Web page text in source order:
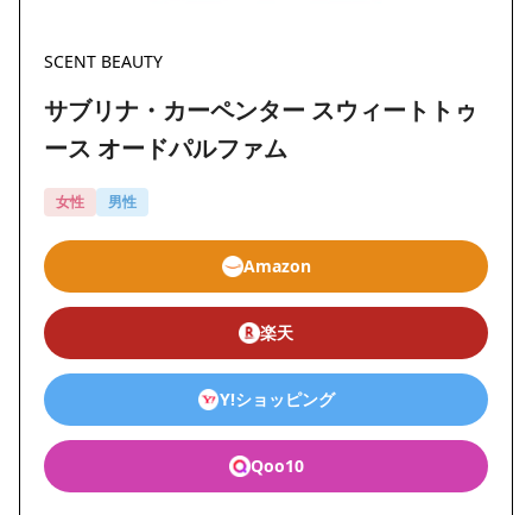
SCENT BEAUTY
サブリナ・カーペンター スウィートトゥ
ース オードパルファム
女性 男性
Amazon
楽天
Y!ショッピング
Qoo10